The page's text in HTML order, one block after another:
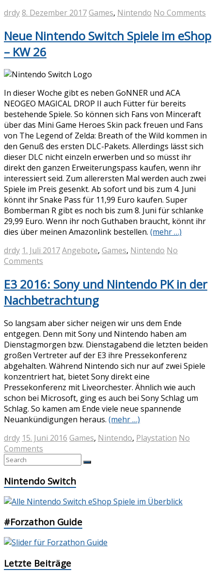
drdy 8. Dezember 2017 Games, Nintendo No Comments
Neue Nintendo Switch Spiele im eShop
– KW 26
In dieser Woche gibt es neben GoNNER und ACA
NEOGEO MAGICAL DROP II auch Fütter für bereits
bestehende Spiele. So können sich Fans von Minceraft
über das Mini Game Heroes Skin pack freuen und Fans
von The Legend of Zelda: Breath of the Wild kommen in
den Genuß des ersten DLC-Pakets. Allerdings lässt sich
dieser DLC nicht einzeln erwerben und so müsst ihr
direkt den ganzen Erweiterungspass kaufen, wenn ihr
interessiert seid. Zum allerersten Mal werden auch zwei
Spiele im Preis gesenkt. Ab sofort und bis zum 4. Juni
könnt ihr Snake Pass für 11,99 Euro kaufen. Super
Bomberman R gibt es noch bis zum 8. Juni für schlanke
29,99 Euro. Wenn ihr noch Guthaben braucht, könnt ihr
dies über meinen Amazonlink bestellen. (mehr …)
drdy 1. Juli 2017Angebote, Games, Nintendo No
Comments
E3 2016: Sony und Nintendo PK in der
Nachbetrachtung
So langsam aber sicher neigen wir uns dem Ende
entgegen. Denn mit Sony und Nintendo haben am
Dienstagmorgen bzw. Dienstagabend die letzten beiden
großen Vertreter auf der E3 ihre Pressekonferenz
abgehalten. Während Nintendo sich nur auf zwei Spiele
konzentriert hat, bietet Sony direkt eine
Pressekonferenz mit Liveorchester. Ähnlich wie auch
schon bei Microsoft, ging es auch bei Sony Schlag um
Schlag. So kamen am Ende viele neue spannende
Neuankündigungen heraus. (mehr …)
drdy 15. Juni 2016 Games, Nintendo, Playstation No
Comments
Nintendo Switch
#Forzathon Guide
Letzte Beiträge